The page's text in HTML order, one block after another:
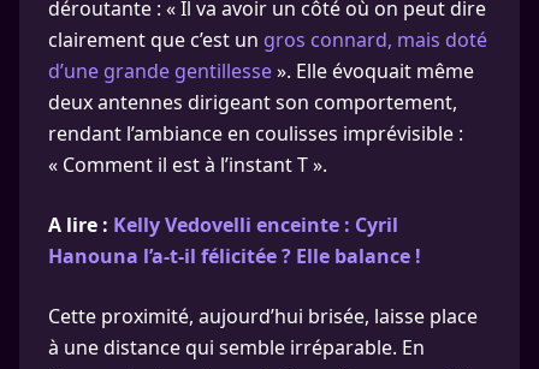
déroutante : « Il va avoir un côté où on peut dire
clairement que c’est un gros connard, mais doté
d’une grande gentillesse». Elle évoquait même
deux antennes dirigeant son comportement,
rendant l’ambiance en coulisses imprévisible :
« Comment il est à l’instant T ».
A lire : Kelly Vedovelli enceinte : Cyril
Hanouna l’a-t-il félicitée ? Elle balance !
Cette proximité, aujourd’hui brisée, laisse place
à une distance qui semble irréparable. En